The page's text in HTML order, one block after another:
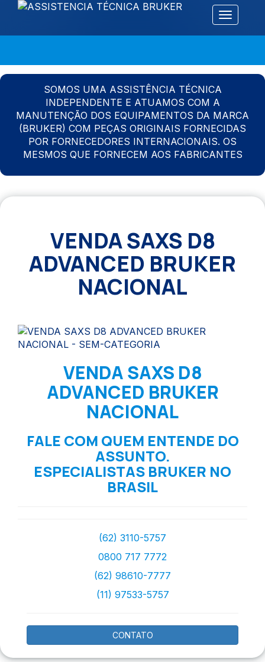
Alternar
SOMOS UMA ASSISTÊNCIA TÉCNICA
INDEPENDENTE E ATUAMOS COM A
MANUTENÇÃO DOS EQUIPAMENTOS DA MARCA
(BRUKER) COM PEÇAS ORIGINAIS FORNECIDAS
POR FORNECEDORES INTERNACIONAIS. OS
MESMOS QUE FORNECEM AOS FABRICANTES
VENDA SAXS D8
ADVANCED BRUKER
NACIONAL
VENDA SAXS D8
ADVANCED BRUKER
NACIONAL
FALE COM QUEM ENTENDE DO
ASSUNTO.
ESPECIALISTAS BRUKER NO
BRASIL
(62) 3110-5757
0800 717 7772
(62) 98610-7777
(11) 97533-5757
CONTATO